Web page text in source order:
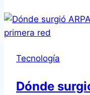
Tecnología
Dónde